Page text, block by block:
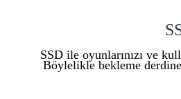
SSD ile oyunlarınızı ve
Böylelikle bekleme